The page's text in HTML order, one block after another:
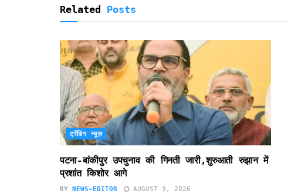
Related Posts
ट्रेंडिंग न्यूज़
पटना-बांकीपुर उपचुनाव की गिनती जारी,शुरुआती रुझान में
प्रशांत किशोर आगे
BY NEWS-EDITOR AUGUST 3, 2026